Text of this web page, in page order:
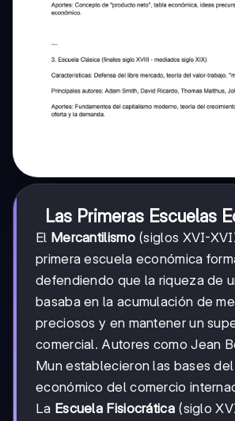
Las Primeras Escuelas
El Mercantilismo(siglos XVI-
primera escuela económica
defendiendo que la riqueza de
basaba en la acumulación de
preciosos y en mantener un
comercial. Autores como Jean
Mun establecieron las bases del
económico del comercio
La Escuela Fisiocrática(siglo